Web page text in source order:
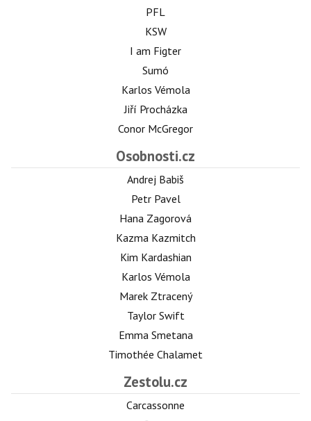
PFL
KSW
I am Figter
Sumó
Karlos Vémola
Jiří Procházka
Conor McGregor
Osobnosti.cz
Andrej Babiš
Petr Pavel
Hana Zagorová
Kazma Kazmitch
Kim Kardashian
Karlos Vémola
Marek Ztracený
Taylor Swift
Emma Smetana
Timothée Chalamet
Zestolu.cz
Carcassonne